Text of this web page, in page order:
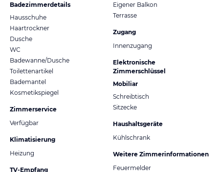
Badezimmerdetails
Hausschuhe
Haartrockner
Dusche
WC
Badewanne/Dusche
Toilettenartikel
Bademantel
Kosmetikspiegel
Zimmerservice
Verfügbar
Klimatisierung
Heizung
TV-Empfang
Eigener Balkon
Terrasse
Zugang
Innenzugang
Elektronische
Zimmerschlüssel
Mobiliar
Schreibtisch
Sitzecke
Haushaltsgeräte
Kühlschrank
Weitere Zimmerinformationen
Feuermelder